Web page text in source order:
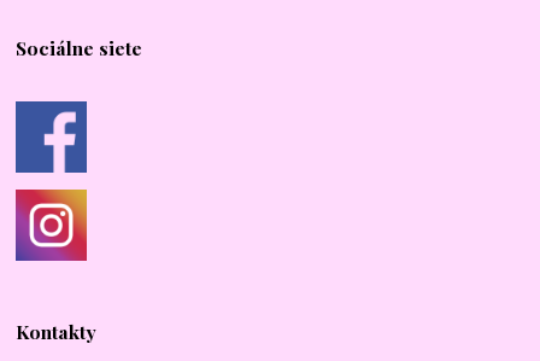
Sociálne siete
Kontakty